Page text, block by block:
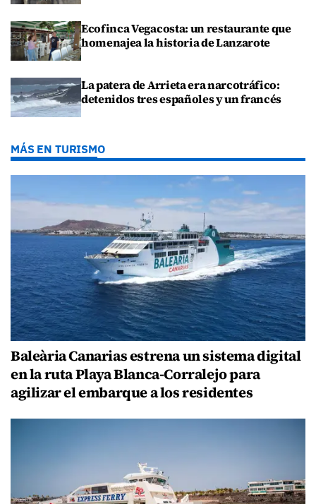
Ecofinca Vegacosta: un restaurante que
homenajea la historia de Lanzarote
La patera de Arrieta era narcotráfico:
detenidos tres españoles y un francés
MÁS EN TURISMO
Baleària Canarias estrena un sistema digital
en la ruta Playa Blanca-Corralejo para
agilizar el embarque a los residentes